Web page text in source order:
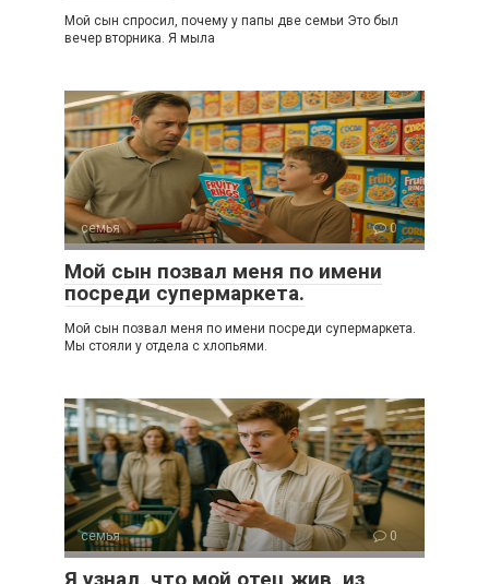
Мой сын спросил, почему у папы две семьи Это был
вечер вторника. Я мыла
семья 0
Мой сын позвал меня по имени
посреди супермаркета.
Мой сын позвал меня по имени посреди супермаркета.
Мы стояли у отдела с хлопьями.
семья 0